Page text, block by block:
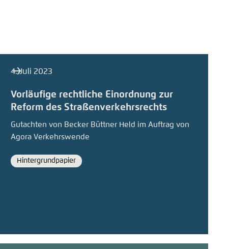
4. Juli 2023
Vorläufige rechtliche Einordnung zur
Reform des Straßenverkehrsrechts
Gutachten von Becker Büttner Held im Auftrag von
Agora Verkehrswende
Format
Hintergrundpapier